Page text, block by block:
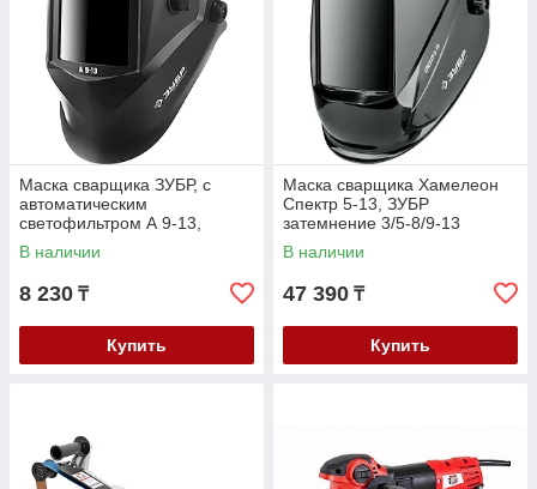
Маска сварщика ЗУБР, с
автоматическим
светофильтром А 9-13,
затемнение 4/9-13, серия
"Профессионал" (11076)
В наличии
8 230 ₸
Купить
Маска сварщика Хамелеон
Спектр 5-13, ЗУБР
затемнение 3/5-8/9-13
(11069_z01)
В наличии
47 390 ₸
Купить